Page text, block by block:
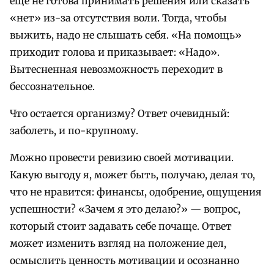
«нет» из-за отсутствия воли. Тогда, чтобы
выжить, надо не слышать себя. «На помощь»
приходит голова и приказывает: «Надо».
Вытесненная невозможность переходит в
бессознательное.
Что остается организму? Ответ очевидный:
заболеть, и по-крупному.
Можно провести ревизию своей мотивации.
Какую выгоду я, может быть, получаю, делая то,
что не нравится: финансы, одобрение, ощущения
успешности? «Зачем я это делаю?» — вопрос,
который стоит задавать себе почаще. Ответ
может изменить взгляд на положение дел,
осмыслить ценность мотивации и осознанно